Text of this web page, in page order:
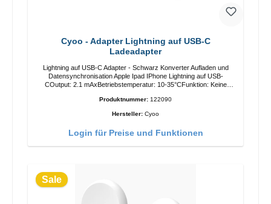
Cyoo - Adapter Lightning auf USB-C
Ladeadapter
Lightning auf USB-C Adapter - Schwarz Konverter Aufladen und
Datensynchronisation Apple Ipad IPhone Lightning auf USB-
COutput: 2.1 mAxBetriebstemperatur: 10-35°CFunktion: Keine
Tastaturen, Digitalkameras und andere externe Geräte
Produktnummer: 122090
Hersteller: Cyoo
Login für Preise und Funktionen
Sale